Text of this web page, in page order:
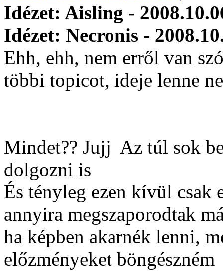
Idézet: Aisling -
Idézet: Necronis -
Ehh, ehh, nem erről van
többi topicot, ideje lenne
Mindet?? Jujj Az túl sok
dolgozni is
És tényleg ezen kívül csak
annyira megszaporodtak
ha képben akarnék lenni,
előzményeket böngészném